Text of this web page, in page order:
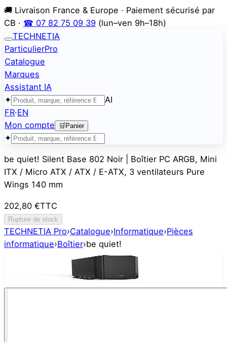
🚚 Livraison France & Europe · Paiement sécurisé par
CB · ☎ 07 82 75 09 39 (lun–ven 9h–18h)
TECHNETIA
ParticulierPro
Catalogue
Marques
Assistant IA
✦
AI
FR·EN
Mon compte
🛒 Panier
✦
be quiet! Silent Base 802 Noir | Boîtier PC ARGB, Mini
ITX / Micro ATX / ATX / E-ATX, 3 ventilateurs Pure
Wings 140 mm
202,80 €TTC
Rupture de stock
TECHNETIA Pro›Catalogue›Informatique›Pièces
informatique›Boîtier›be quiet!